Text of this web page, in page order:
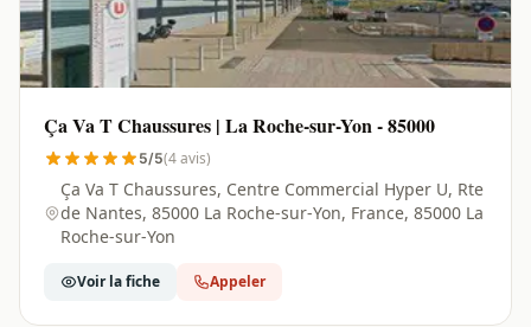
Ça Va T Chaussures | La Roche-sur-Yon - 85000
5/5(4 avis)
Ça Va T Chaussures, Centre Commercial Hyper U, Rte
de Nantes, 85000 La Roche-sur-Yon, France, 85000 La
Roche-sur-Yon
Voir la fiche Appeler